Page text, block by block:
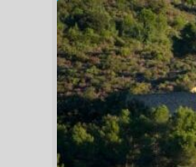
Skip to content